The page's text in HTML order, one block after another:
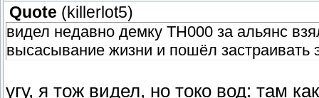
Quote (killerlot5)
видел недавно демку ТН000 за альянс
высасывание жизни и пошёл застраивать
угу, я тож видел, но токо вод: там